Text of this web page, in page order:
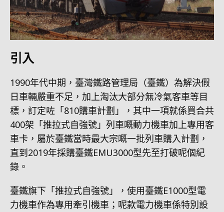
引入
1990年代中期，臺灣鐵路管理局（臺鐵）為解決假
日車輛嚴重不足，加上淘汰大部分無冷氣客車等目
標，訂定咗「810購車計劃」，其中一項就係買合共
400架「推拉式自強號」列車嘅動力機車加上專用客
車卡，屬於臺鐵當時最大宗嘅一批列車購入計劃，
直到2019年採購臺鐵EMU3000型先至打破呢個紀
錄。
臺鐵旗下「推拉式自強號」，使用臺鐵E1000型電
力機車作為專用牽引機車；呢款電力機車係特別設